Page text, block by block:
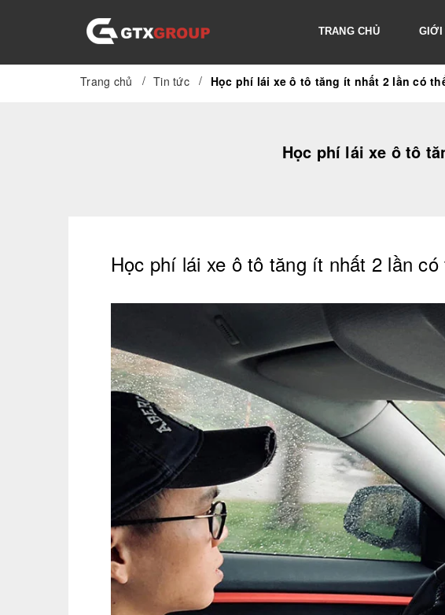
TRANG CHỦ GIỚI
Trang chủ / Tin tức / Học phí lái xe ô tô tăng ít nhất 2 lần có
Học phí lái xe ô tô
Học phí lái xe ô tô tăng ít nhất 2 lần